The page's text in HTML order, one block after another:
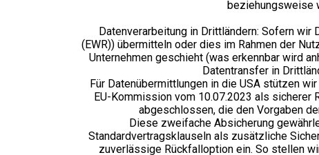
beziehungsweise
Datenverarbeitung in Drittländern: Sofern wir
(EWR)) übermitteln oder dies im Rahmen der
Unternehmen geschieht (was erkennbar wird
Datentransfer in
Für Datenübermittlungen in die USA stützen
EU-Kommission vom 10.07.2023 als sicherer
abgeschlossen, die den Vorgaben
Diese zweifache Absicherung
Standardvertragsklauseln als zusätzliche
zuverlässige Rückfalloption ein. So stellen